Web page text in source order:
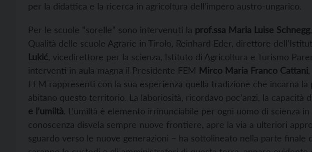
per la didattica e la ricerca in agricoltura dell’impero austro-ungarico.
Per le scuole “sorelle” sono intervenuti la prof.ssa Maria Luise Schnegg
Qualità delle scuole Agrarie in Tirolo, Reinhard Eder, direttore
Lukić , vicedirettore per la scienza, Istituto di Agricoltura e Turismo
interventi in aula magna il Presidente FEM Mirco Maria Franco Cattani
FEM rappresenti con la sua esperienza quella tradizione che incarna
abitano questo territorio. La laboriosità, ricordavo poc’anzi, la capacità
e l’umiltà. L’umiltà è elemento irrinunciabile per ogni uomo di scienza
conoscenza disvela sempre nuove frontiere, apre la via a ulteriori
sguardo verso le nuove generazioni – ha sottolineato nella parte finale